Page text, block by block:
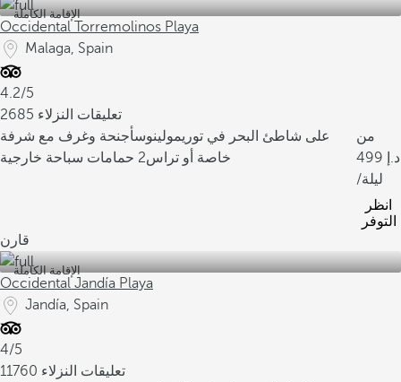
الإقامة الكاملة
Occidental Torremolinos Playa
Malaga, Spain
4.2/5
2685 تعليقات النزلاء
على شاطئ البحر في توريمولينوسأجنحة وغرف مع شرفة
خاصة أو تراس2 حمامات سباحة خارجية
من
499
/ليلة
انظر
التوفر
قارن
الإقامة الكاملة
Occidental Jandía Playa
Jandía, Spain
4/5
11760 تعليقات النزلاء